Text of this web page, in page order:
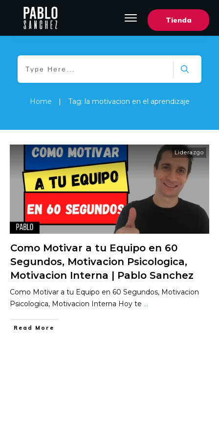
Tienda
Home Tag: la motivacion en el aprendizaje
Liderazgo
Como Motivar a tu Equipo en 60
Segundos, Motivacion Psicologica,
Motivacion Interna | Pablo Sanchez
Como Motivar a tu Equipo en 60 Segundos, Motivacion
Psicologica, Motivacion Interna Hoy te ...
​Read More